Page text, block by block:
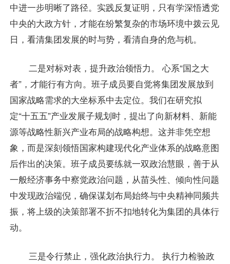
中进一步明晰了路径。实践反复证明，只有学深悟透党
中央的大政方针，才能在纷繁复杂的市场环境中拨云见
日，看清集团发展的时与势，看清自身的危与机。
二是对标对表，提升政治领悟力。 心系“国之大
者”，才能行有方向。班子成员要自觉将集团发展放到
国家战略需求的大坐标系中去定位。我们在研究拟
定“十五五”产业发展子规划时，提出了向新材料、新能
源等战略性新兴产业布局的战略构想。这并非凭空想
象，而是深刻领悟国家构建现代化产业体系的战略意图
后作出的决策。班子成员要练就一双政治慧眼，善于从
一般经济事务中察觉政治问题，从苗头性、倾向性问题
中发现政治端倪，确保谋划布局始终与中央精神同频共
振，将上级的决策部署不折不扣地转化为集团的具体行
动。
三是令行禁止，强化政治执行力。 执行力检验政